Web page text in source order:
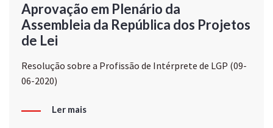
Aprovação em Plenário da
Assembleia da República dos Projetos
de Lei
Resolução sobre a Profissão de Intérprete de LGP (09-
06-2020)
Ler mais